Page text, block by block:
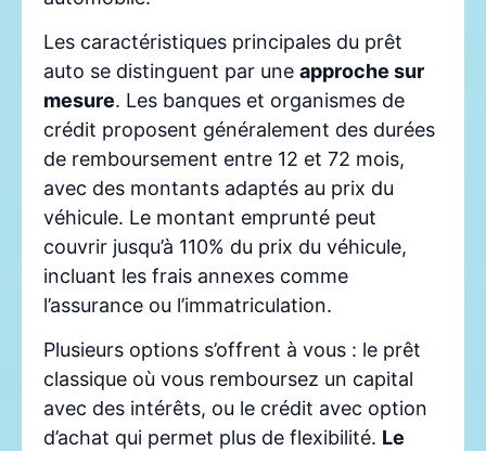
Les caractéristiques principales du prêt
auto se distinguent par une approche sur
mesure. Les banques et organismes de
crédit proposent généralement des durées
de remboursement entre 12 et 72 mois,
avec des montants adaptés au prix du
véhicule. Le montant emprunté peut
couvrir jusqu’à 110% du prix du véhicule,
incluant les frais annexes comme
l’assurance ou l’immatriculation.
Plusieurs options s’offrent à vous : le prêt
classique où vous remboursez un capital
avec des intérêts, ou le crédit avec option
d’achat qui permet plus de flexibilité. Le